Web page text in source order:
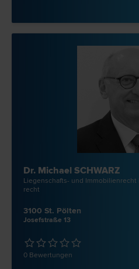
Dr. Michael SCHWARZ
Liegenschafts- und
recht
3100 St. Pölten
Josefstraße 13
0 Bewertungen